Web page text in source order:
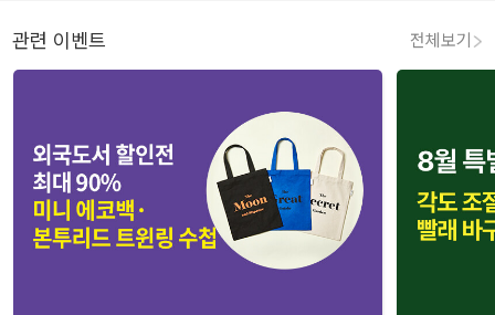
관련 이벤트 전체보기